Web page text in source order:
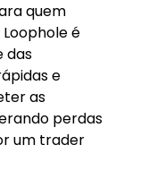
quem
é
das
e
as
perdas
um trader